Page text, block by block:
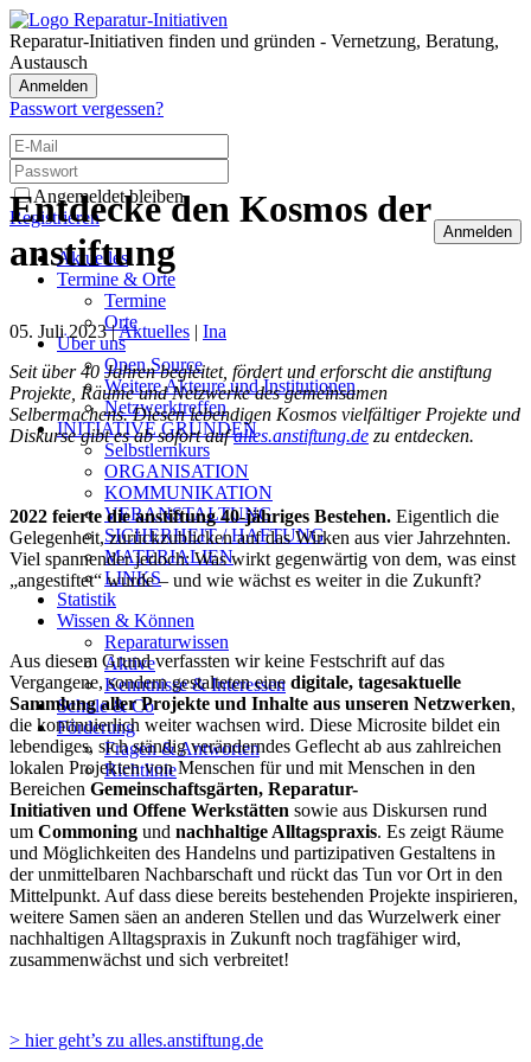
Reparatur-Initiativen finden und gründen - Vernetzung, Beratung,
Austausch
Anmelden
Passwort vergessen?
Angemeldet bleiben
Registrieren
Anmelden
Aktuelles
Termine & Orte
Termine
Orte
Über uns
Open Source
Weitere Akteure und Institutionen
Netzwerktreffen
INITIATIVE GRÜNDEN
Selbstlernkurs
ORGANISATION
KOMMUNIKATION
VERANSTALTUNG
SICHERHEIT / HAFTUNG
MATERIALIEN
LINKS
Statistik
Wissen & Können
Reparaturwissen
Aktive
Kenntnisse & Interessen
Schule & Co
Förderung
Fragen & Antworten
Richtlinie
Entdecke den Kosmos der
anstiftung
05. Juli 2023 |Aktuelles | Ina
Seit über 40 Jahren begleitet, fördert und erforscht die anstiftung
Projekte, Räume und Netzwerke des gemeinsamen
Selbermachens. Diesen lebendigen Kosmos vielfältiger Projekte und
Diskurse gibt es ab sofort aufalles.anstiftung.de zu entdecken.
2022 feierte die anstiftung 40-jähriges Bestehen. Eigentlich die
Gelegenheit, zurückzublicken auf das Wirken aus vier Jahrzehnten.
Viel spannender jedoch: Was wirkt gegenwärtig von dem, was einst
„angestiftet“ wurde – und wie wächst es weiter in die Zukunft?
Aus diesem Grund verfassten wir keine Festschrift auf das
Vergangene, sondern gestalteten eine digitale, tagesaktuelle
Sammlung aller Projekte und Inhalte aus unseren Netzwerken,
die kontinuierlich weiter wachsen wird. Diese Microsite bildet ein
lebendiges, sich ständig veränderndes Geflecht ab aus zahlreichen
lokalen Projekten von Menschen für und mit Menschen in den
Bereichen Gemeinschaftsgärten, Reparatur-
Initiativen und Offene Werkstätten sowie aus Diskursen rund
um Commoning und nachhaltige Alltagspraxis. Es zeigt Räume
und Möglichkeiten des Handelns und partizipativen Gestaltens in
der unmittelbaren Nachbarschaft und rückt das Tun vor Ort in den
Mittelpunkt. Auf dass diese bereits bestehenden Projekte inspirieren,
weitere Samen säen an anderen Stellen und das Wurzelwerk einer
nachhaltigen Alltagspraxis in Zukunft noch tragfähiger wird,
zusammenwächst und sich verbreitet!
> hier geht’s zu alles.anstiftung.de